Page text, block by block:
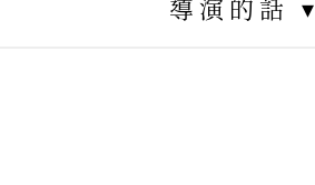
導演的話 ▾